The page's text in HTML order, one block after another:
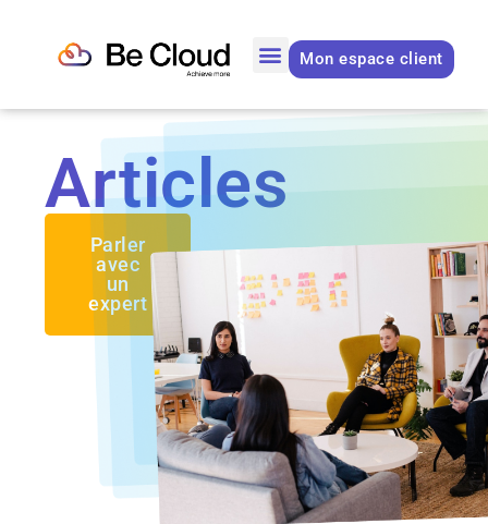
Mon espace client
Articles
Parler
avec
un
expert